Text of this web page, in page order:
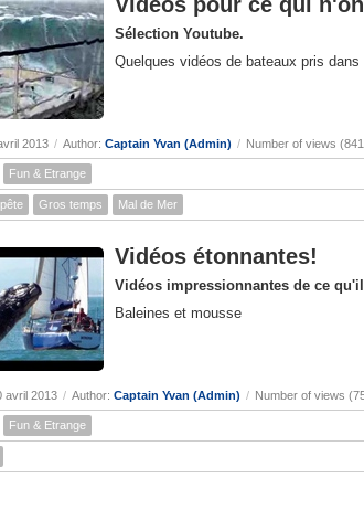
Sélection Youtube.
Quelques vidéos de bateaux pris
2013 / Author: Captain Yvan (Admin) / Number of views
Fun & Etrange
Gros temps Mal de Mer
Vidéos étonnantes!
Vidéos impressionnantes de ce
Baleines et mousse
avril 2013 / Author: Captain Yvan (Admin) / Number of views
Fun & Etrange